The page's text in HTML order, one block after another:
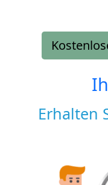
Erhalten